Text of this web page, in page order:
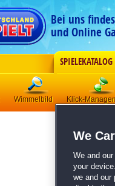
Bei uns
und Online
SPIELEKATALOG
Wimmelbild Klick-
We
We and our
your
we and our